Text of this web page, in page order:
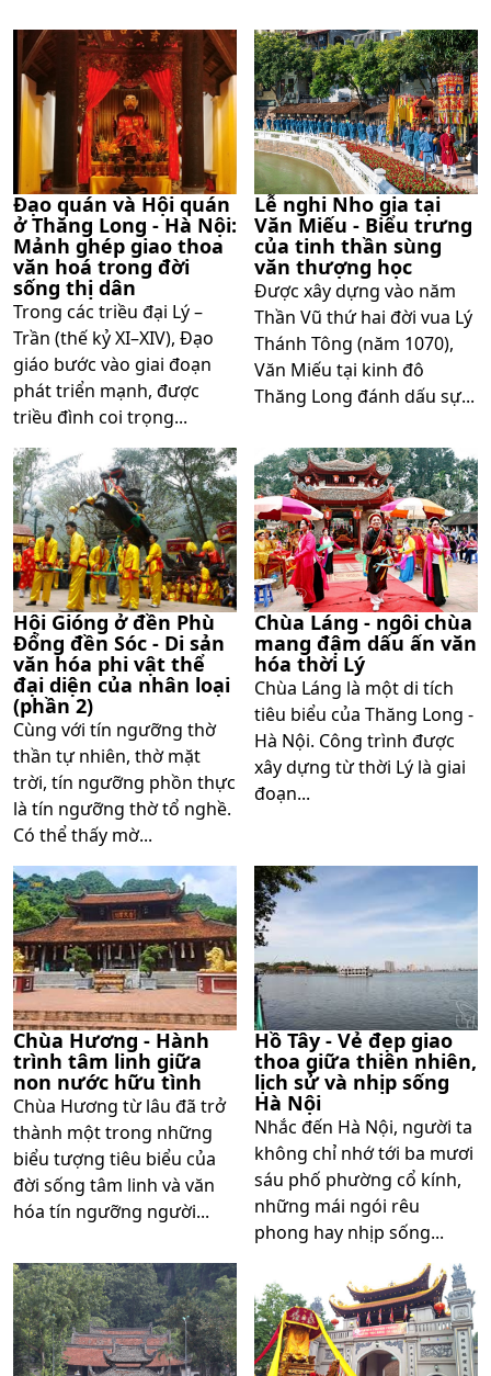
Đạo quán và Hội quán
ở Thăng Long - Hà Nội:
Mảnh ghép giao thoa
văn hoá trong đời
sống thị dân
Trong các triều đại Lý –
Trần (thế kỷ XI–XIV), Đạo
giáo bước vào giai đoạn
phát triển mạnh, được
triều đình coi trọng...
Lễ nghi Nho gia tại
Văn Miếu - Biểu trưng
của tinh thần sùng
văn thượng học
Được xây dựng vào năm
Thần Vũ thứ hai đời vua Lý
Thánh Tông (năm 1070),
Văn Miếu tại kinh đô
Thăng Long đánh dấu sự...
Hội Gióng ở đền Phù
Đổng đền Sóc - Di sản
văn hóa phi vật thể
đại diện của nhân loại
(phần 2)
Cùng với tín ngưỡng thờ
thần tự nhiên, thờ mặt
trời, tín ngưỡng phồn thực
là tín ngưỡng thờ tổ nghề.
Có thể thấy mờ...
Chùa Láng - ngôi chùa
mang đậm dấu ấn văn
hóa thời Lý
Chùa Láng là một di tích
tiêu biểu của Thăng Long -
Hà Nội. Công trình được
xây dựng từ thời Lý là giai
đoạn...
Chùa Hương - Hành
trình tâm linh giữa
non nước hữu tình
Chùa Hương từ lâu đã trở
thành một trong những
biểu tượng tiêu biểu của
đời sống tâm linh và văn
hóa tín ngưỡng người...
Hồ Tây - Vẻ đẹp giao
thoa giữa thiên nhiên,
lịch sử và nhịp sống
Hà Nội
Nhắc đến Hà Nội, người ta
không chỉ nhớ tới ba mươi
sáu phố phường cổ kính,
những mái ngói rêu
phong hay nhịp sống...